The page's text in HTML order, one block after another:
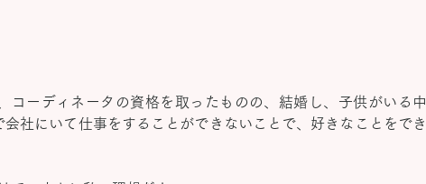
コーディネータの資格を取ったものの、結婚し、子供がいる中
社にいて仕事をすることができないことで、好きなことをでき